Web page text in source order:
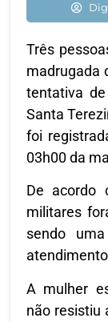
Três
madrugada
tentativa
Santa
foi
03h00 da
De acordo
militares
sendo
A mulher
não resistiu